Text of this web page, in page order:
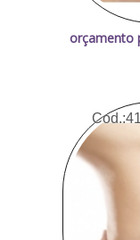
orçamento
Cod.: